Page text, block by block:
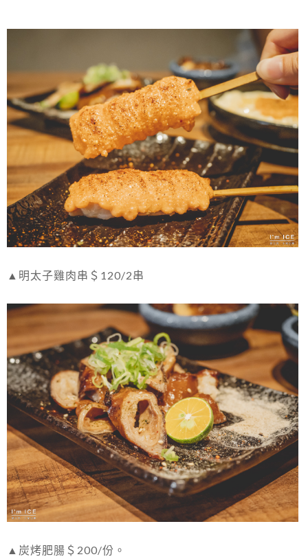
▲明太子雞肉串＄120/2串
▲炭烤肥腸＄200/份。